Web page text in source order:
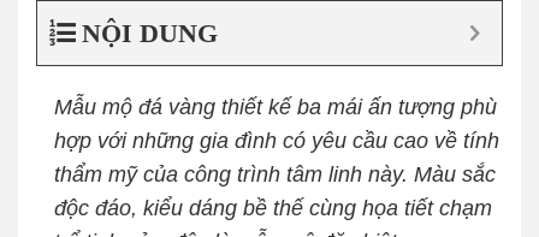
NỘI DUNG
Mẫu mộ đá vàng thiết kế ba mái ấn tượng phù
hợp với những gia đình có yêu cầu cao về tính
thẩm mỹ của công trình tâm linh này. Màu sắc
độc đáo, kiểu dáng bề thế cùng họa tiết chạm